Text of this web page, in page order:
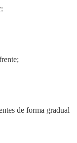
de forma gradual